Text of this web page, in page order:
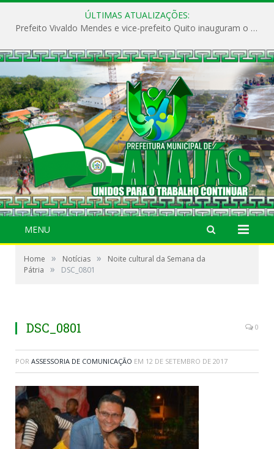
ÚLTIMAS ATUALIZAÇÕES:
Prefeito Vivaldo Mendes e vice-prefeito Quito inauguram o CAPS e fortalecem a saúde pública em Anajás.
MENU
Home » Notícias »
Noite cultural da Semana da
Pátria
» DSC_0801
DSC_0801 0
POR ASSESSORIA DE COMUNICAÇÃO EM 12 DE SETEMBRO DE 2017